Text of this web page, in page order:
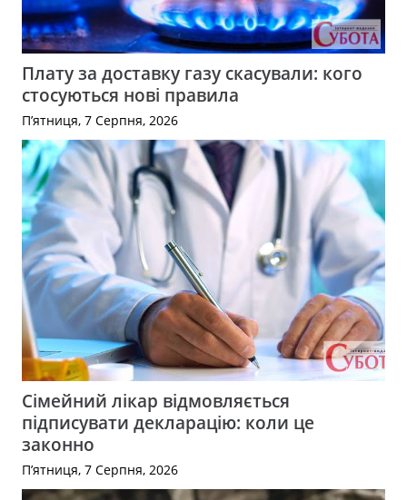
Плату за доставку газу скасували: кого
стосуються нові правила
П’ятниця, 7 Серпня, 2026
Сімейний лікар відмовляється
підписувати декларацію: коли це
законно
П’ятниця, 7 Серпня, 2026